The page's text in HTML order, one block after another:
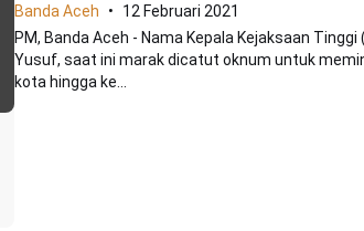
Banda Aceh
12 Februari 2021
PM, Banda Aceh - Nama Kepala Kejaksaan
Yusuf, saat ini marak dicatut oknum untuk
kota hingga ke...